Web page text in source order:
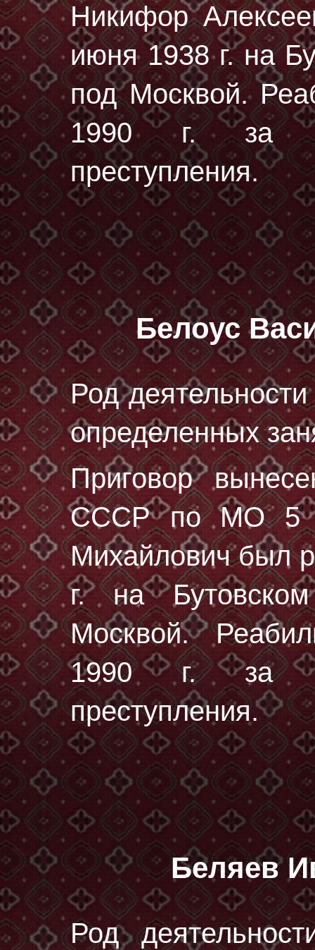
Никифор
июня 1938 г.на
под Москвой.
1990 г. за
преступления.
Белоус
Род
определенных
Приговор
СССР по МО 5
Михайлович был
г.на
Москвой.
1990 г. за
преступления.
Беляев
Род